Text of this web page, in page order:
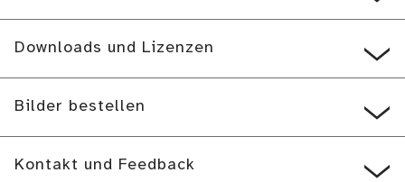
Downloads und Lizenzen
Bilder bestellen
Kontakt und Feedback